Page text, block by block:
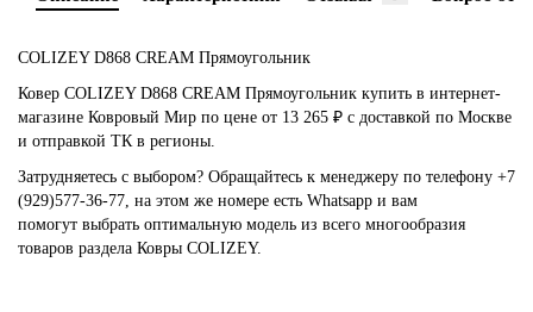
COLIZEY D868 CREAM Прямоугольник
Ковер COLIZEY D868 CREAM Прямоугольник купить в интернет-
магазине Ковровый Мир по цене от 13 265 ₽ с доставкой по Москве
и отправкой ТК в регионы.
Затрудняетесь с выбором? Обращайтесь к менеджеру по телефону +7
(929)577-36-77, на этом же номере есть Whatsapp и вам
помогут выбрать оптимальную модель из всего многообразия
товаров раздела Ковры COLIZEY.